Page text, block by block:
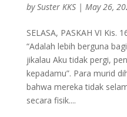
bySuster KKS| May 26,
SELASA, PASKAH VI Kis.
“Adalah lebih berguna
jikalau Aku tidak pergi,
kepadamu”. Para murid
bahwa mereka tidak
secara fisik....